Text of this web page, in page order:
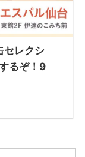
セレクシ
るぞ！9